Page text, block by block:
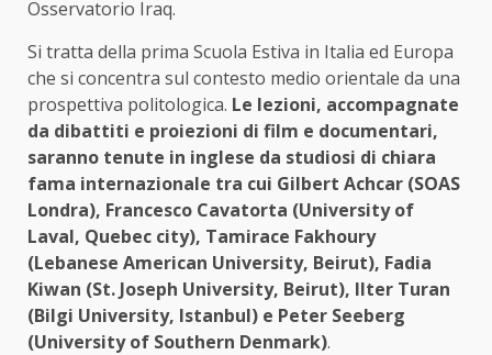
Osservatorio Iraq.
Si tratta della prima Scuola Estiva in Italia ed Europa
che si concentra sul contesto medio orientale da una
prospettiva politologica. Le lezioni, accompagnate
da dibattiti e proiezioni di film e documentari,
saranno tenute in inglese da studiosi di chiara
fama internazionale tra cui Gilbert Achcar (SOAS
Londra), Francesco Cavatorta (University of
Laval, Quebec city), Tamirace Fakhoury
(Lebanese American University, Beirut), Fadia
Kiwan (St. Joseph University, Beirut), Ilter Turan
(Bilgi University, Istanbul) e Peter Seeberg
(University of Southern Denmark).